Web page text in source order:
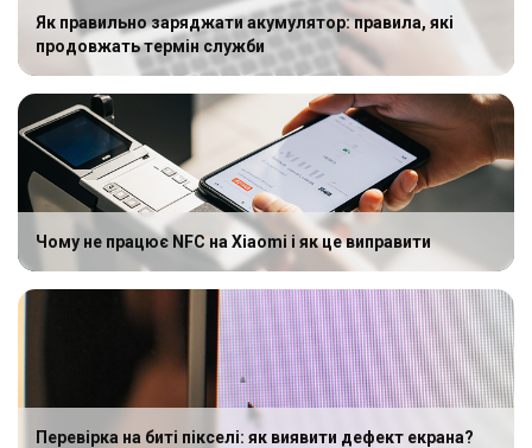
Як правильно заряджати акумулятор: правила, які
продовжать термін служби
Чому не працює NFC на Xiaomi і як це виправити
Перевірка на биті пікселі: як виявити дефект екрана?